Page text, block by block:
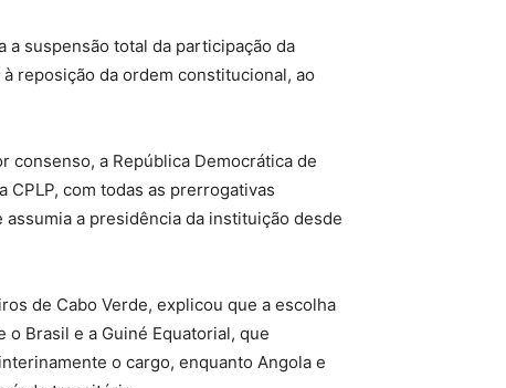
a suspensão total da participação da
reposição da ordem constitucional, ao
consenso, a República Democrática de
com todas as prerrogativas
a presidência da instituição desde
de Cabo Verde, explicou que a escolha
Brasil e a Guiné Equatorial, que
o cargo, enquanto Angola e